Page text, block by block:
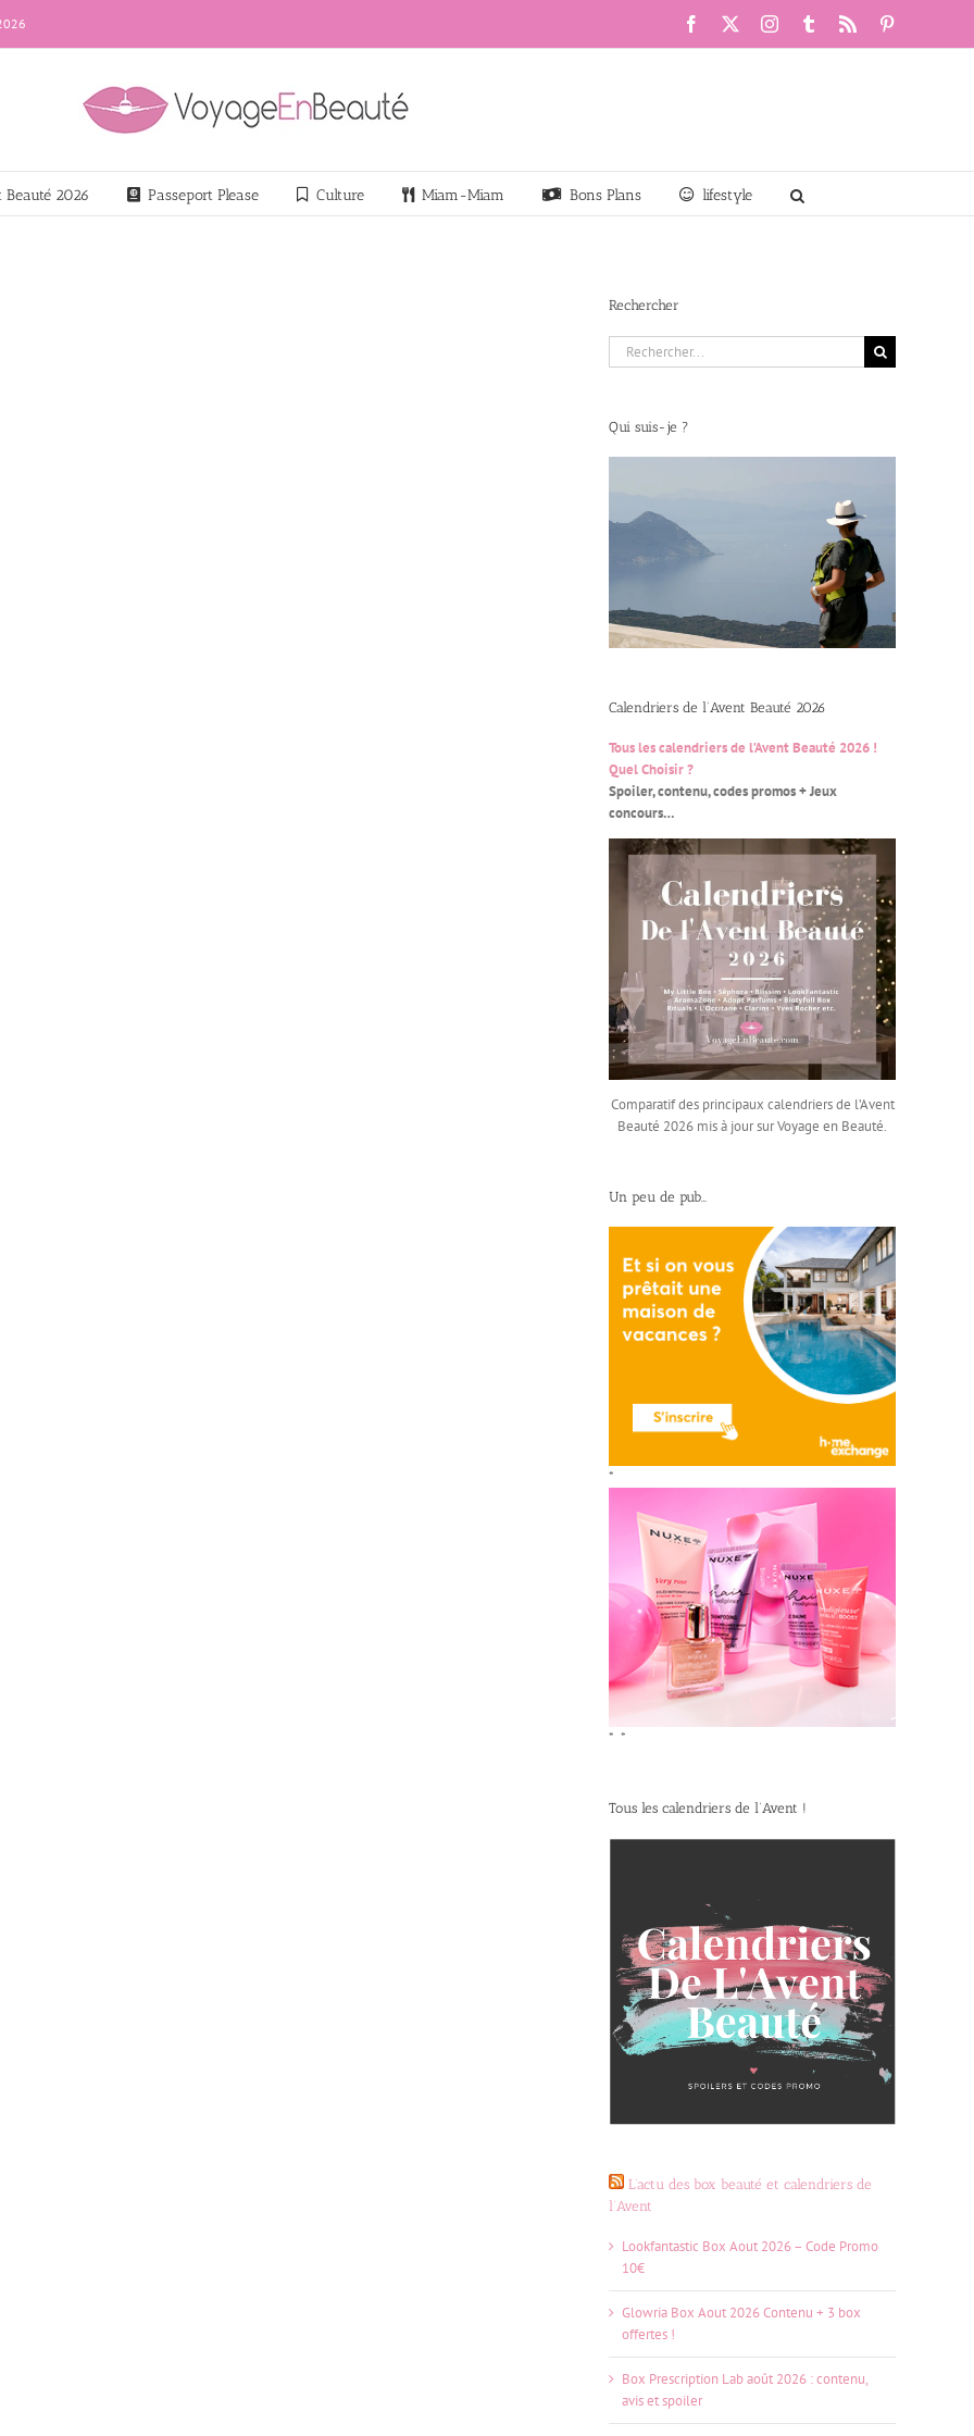
Facebook Instagram
Tumblr
Beauté 2026 Passeport Please Culture Miam-Miam Bons Plans lifestyle
Rechercher
Rechercher:
Qui suis-je ?
Calendriers de l’Avent Beauté 2026
Tous les calendriers de l’Avent Beauté 2026 !
Quel Choisir ?
Spoiler, contenu, codes promos + Jeux
concours…
Comparatif des principaux calendriers de l’Avent
Beauté 2026 mis à jour sur Voyage en Beauté.
Un peu de pub…
*
* *
Tous les calendriers de l’Avent !
L’actu des box beauté et calendriers de
l’Avent
Lookfantastic Box Aout 2026 – Code Promo
10€
Glowria Box Aout 2026 Contenu + 3 box
offertes !
Box Prescription Lab août 2026 : contenu,
avis et spoiler